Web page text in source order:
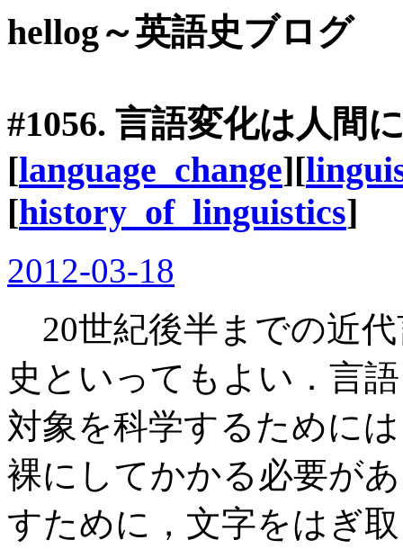
hellog～英語史ブログ
#1056. 言語変化は人間
[language_change][
[history_of_linguistics]
2012-03-18
20世紀後半までの近
史といってもよい．言
対象を科学するために
裸にしてかかる必要が
すために，文字をはぎ